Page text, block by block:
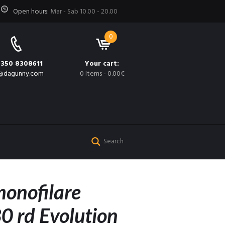
Open hours: Mar - Sab 10.00 - 20.00
8308611
0
Your cart:
0 Items- 0.00€
rd Evolution